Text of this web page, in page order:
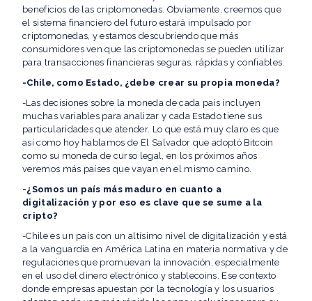
beneficios de las criptomonedas. Obviamente, creemos que
el sistema financiero del futuro estará impulsado por
criptomonedas, y estamos descubriendo que más
consumidores ven que las criptomonedas se pueden utilizar
para transacciones financieras seguras, rápidas y confiables.
-Chile, como Estado, ¿debe crear su propia moneda?
-Las decisiones sobre la moneda de cada país incluyen
muchas variables para analizar y cada Estado tiene sus
particularidades que atender. Lo que está muy claro es que
así como hoy hablamos de El Salvador que adoptó Bitcoin
como su moneda de curso legal, en los próximos años
veremos más países que vayan en el mismo camino.
-¿Somos un país más maduro en cuanto a
digitalización y por eso es clave que se sume a la
cripto?
-Chile es un país con un altísimo nivel de digitalización y está
a la vanguardia en América Latina en materia normativa y de
regulaciones que promuevan la innovación, especialmente
en el uso del dinero electrónico y stablecoins. Ese contexto
donde empresas apuestan por la tecnología y los usuarios